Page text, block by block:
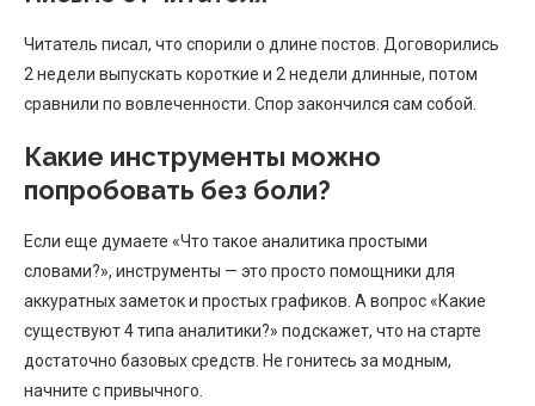
Читатель писал, что спорили о длине постов. Договорились
2 недели выпускать короткие и 2 недели длинные, потом
сравнили по вовлеченности. Спор закончился сам собой.
Какие инструменты можно
попробовать без боли?
Если еще думаете «Что такое аналитика простыми
словами?», инструменты — это просто помощники для
аккуратных заметок и простых графиков. А вопрос «Какие
существуют 4 типа аналитики?» подскажет, что на старте
достаточно базовых средств. Не гонитесь за модным,
начните с привычного.